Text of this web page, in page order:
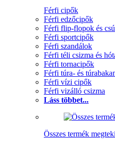
Férfi cipők
Férfi edzőcipők
Férfi flip-flopok és
Férfi sportcipők
Férfi szandálok
Férfi téli csizma és
Férfi tornacipők
Férfi túra- és
Férfi vízi cipők
Férfi vizálló csizma
Láss többet...
Összes termék